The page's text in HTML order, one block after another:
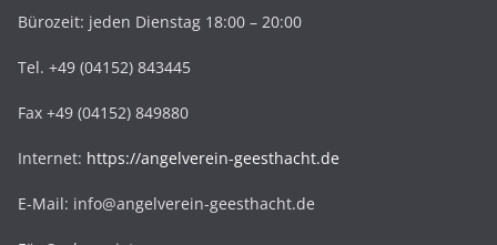
Bürozeit: jeden Dienstag 18:00 – 20:00
Tel. +49 (04152) 843445
Fax +49 (04152) 849880
Internet: https://angelverein-geesthacht.de
E-Mail: info@angelverein-geesthacht.de